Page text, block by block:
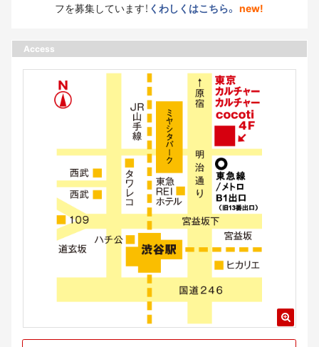
フを募集しています！ くわしくはこちら。 new!
Access